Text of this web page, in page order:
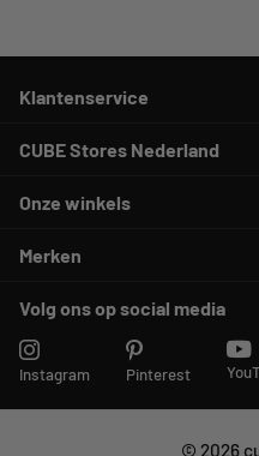
Klantenservice
CUBE Stores Nederland
Onze winkels
Merken
Volg ons op social media
Instagram Pinterest
© 2026